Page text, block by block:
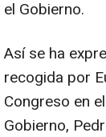
el Gobierno.
Así se ha
recogida por
Congreso en
Gobierno,